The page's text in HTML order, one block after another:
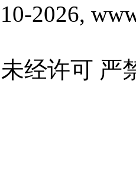
2026,
经许可 严